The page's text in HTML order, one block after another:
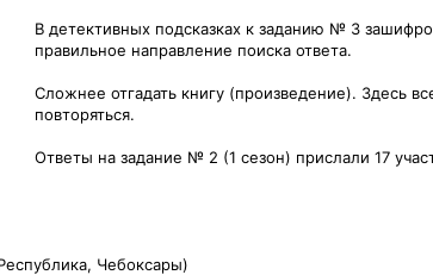
В детективных подсказках к заданию № 3
правильное направление поиска ответа.
Сложнее отгадать книгу (произведение). Здесь
повторяться.
Ответы на задание № 2 (1 сезон) прислали 17
Чебоксары)